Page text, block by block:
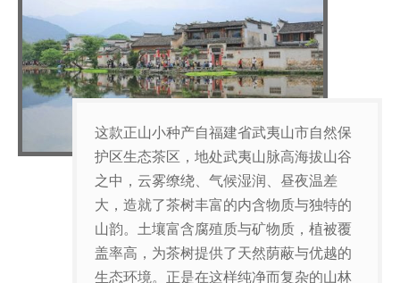
这款正山小种产自福建省武夷山市自然保
护区生态茶区，地处武夷山脉高海拔山谷
之中，云雾缭绕、气候湿润、昼夜温差
大，造就了茶树丰富的内含物质与独特的
山韵。土壤富含腐殖质与矿物质，植被覆
盖率高，为茶树提供了天然荫蔽与优越的
生态环境。正是在这样纯净而复杂的山林